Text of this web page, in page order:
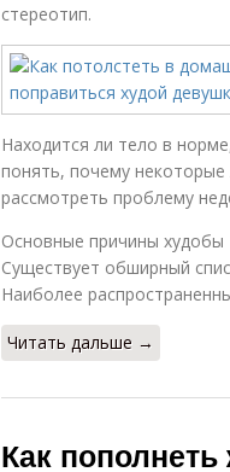
стереотип.
Находится ли тело в
понять, почему
рассмотреть проблему
Основные причины худобы
Существует обширный
Наиболее
Читать дальше →
Как